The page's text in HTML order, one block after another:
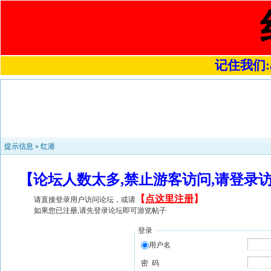
记住我们
提示信息 » 红港
【论坛人数太多,禁止游客访问,请登
请直接登录用户访问论坛，或请 【 点这里注册】
如果您已注册,请先登录论坛即可游览帖子
登录
用户名
密 码